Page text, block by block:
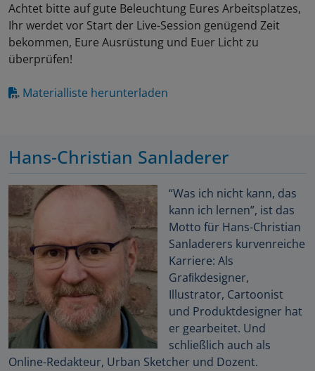
Achtet bitte auf gute Beleuchtung Eures Arbeitsplatzes,
Ihr werdet vor Start der Live-Session genügend Zeit
bekommen, Eure Ausrüstung und Euer Licht zu
überprüfen!
Materialliste herunterladen
Hans-Christian Sanladerer
“Was ich nicht kann, das
kann ich lernen”, ist das
Motto für Hans-Christian
Sanladerers kurvenreiche
Karriere: Als
Graﬁkdesigner,
Illustrator, Cartoonist
und Produktdesigner hat
er gearbeitet. Und
schließlich auch als
Online-Redakteur, Urban Sketcher und Dozent.